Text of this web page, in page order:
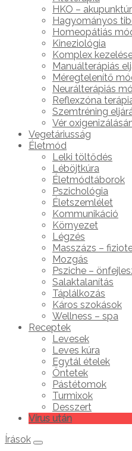
HKO –
Hagyományos
Homeopátiás
Kineziológia
Komplex
Manuálterápiás
Méregtelenítő
Neurálterápiás
Reflexzóna
Szemtréning
Vér
Vegetáriusság
Életmód
Lelki töltődés
Léböjtkúra
Életmódtáborok
Pszichológia
Életszemlélet
Kommunikáció
Környezet
Légzés
Masszázs –
Mozgás
Psziche –
Salaktalanítás
Táplálkozás
Káros szokások
Wellness – spa
Receptek
Levesek
Leves kúra
Egytál ételek
Öntetek
Pástétomok
Turmixok
Desszert
Vírus után
Írások